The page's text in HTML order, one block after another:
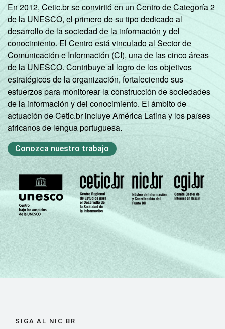
En 2012, Cetic.br se convirtió en un Centro de Categoría 2
de la UNESCO, el primero de su tipo dedicado al
desarrollo de la sociedad de la información y del
conocimiento. El Centro está vinculado al Sector de
Comunicación e Información (CI), una de las cinco áreas
de la UNESCO. Contribuye al logro de los objetivos
estratégicos de la organización, fortaleciendo sus
esfuerzos para monitorear la construcción de sociedades
de la información y del conocimiento. El ámbito de
actuación de Cetic.br incluye América Latina y los países
africanos de lengua portuguesa.
Conozca nuestro trabajo
SIGA AL NIC.BR